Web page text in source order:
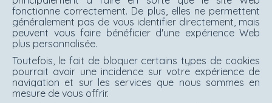
fonctionne correctement. De plus, elles ne permettent
généralement pas de vous identifier directement, mais
peuvent vous faire bénéficier d'une expérience Web
plus personnalisée.
Toutefois, le fait de bloquer certains types de cookies
pourrait avoir une incidence sur votre expérience de
navigation et sur les services que nous sommes en
mesure de vous offrir.